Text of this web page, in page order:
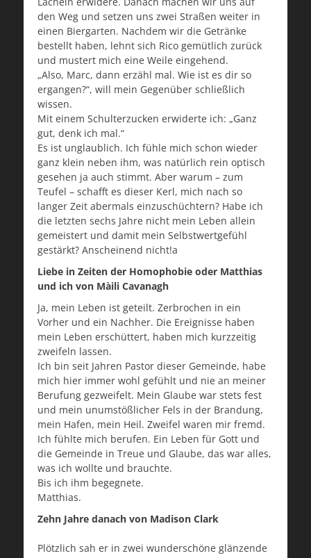
den Weg und setzen uns zwei Straßen weiter in
einen Biergarten. Nachdem wir die Getränke
bestellt haben, lehnt sich Rico gemütlich zurück
und mustert mich eine Weile eingehend.
„Also, Marc, dann erzähl mal. Wie ist es dir so
ergangen?“, will mein Gegenüber schließlich
wissen.
Mit einem Schulterzucken erwiderte ich: „Ganz
gut, denk ich mal.“
Es ist unglaublich. Ich fühle mich schon wieder
ganz klein neben ihm, was natürlich rein optisch
gesehen ja auch stimmt. Aber warum – zum
Teufel – schafft es dieser Kerl, mich nach so
langer Zeit abermals einzuschüchtern? Habe ich
die letzten sechs Jahre nicht mein Leben allein
gemeistert und damit mein Selbstwertgefühl
gestärkt? Anscheinend nicht!a
Liebe in Zeiten der Homophobie oder Matthias
und ich von Màili Cavanagh
Ja, mein Leben ist geteilt. Zerbrochen in ein
Vorher und ein Nachher. Die Ereignisse haben
mein Leben erschüttert, haben mich kurzzeitig
zweifeln lassen.
Ich bin seit Jahren Pastor dieser Gemeinde, habe
mich hier immer wohl gefühlt und nie an meiner
Berufung gezweifelt. Mein Glaube war stets fest
und mein unumstößlicher Fels in der Brandung,
mein Hafen, mein Heil. Zweifel waren mir fremd.
Ich fühlte mich berufen. Ein Leben für Gott und
die Gemeinde in Treue und Glaube, das war alles,
was ich wollte und brauchte.
Bis ich ihm begegnete.
Matthias.
Zehn Jahre danach von Madison Clark
Plötzlich sah er in zwei wunderschöne glänzende